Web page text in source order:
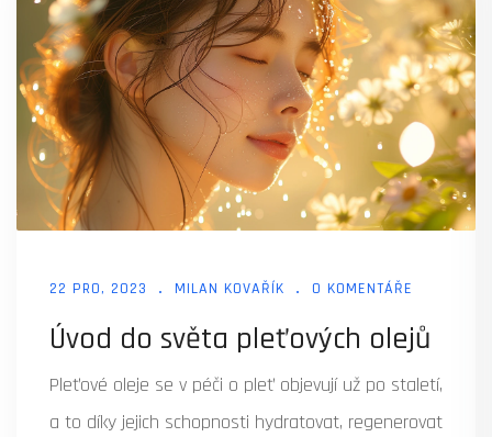
22 PRO, 2023 MILAN KOVAŘÍK 0 KOMENTÁŘE
Úvod do světa pleťových olejů
Pleťové oleje se v péči o pleť objevují už po staletí,
a to díky jejich schopnosti hydratovat, regenerovat